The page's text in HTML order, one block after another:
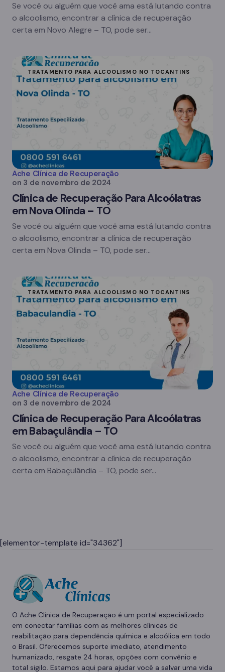
Se você ou alguém que você ama está lutando contra
o alcoolismo, encontrar a clínica de recuperação
certa em Novo Alegre – TO, pode ser…
TRATAMENTO PARA ALCOOLISMO NO TOCANTINS
Ache Clínica de Recuperação
on 3 de novembro de 2024
Clínica de Recuperação Para Alcoólatras
em Nova Olinda – TO
Se você ou alguém que você ama está lutando contra
o alcoolismo, encontrar a clínica de recuperação
certa em Nova Olinda – TO, pode ser…
TRATAMENTO PARA ALCOOLISMO NO TOCANTINS
Ache Clínica de Recuperação
on 3 de novembro de 2024
Clínica de Recuperação Para Alcoólatras
em Babaçulândia – TO
Se você ou alguém que você ama está lutando contra
o alcoolismo, encontrar a clínica de recuperação
certa em Babaçulândia – TO, pode ser…
[elementor-template id="34362"]
O Ache Clínica de Recuperação é um portal especializado
em conectar famílias com as melhores clínicas de
reabilitação para dependência química e alcoólica em todo
o Brasil. Oferecemos suporte imediato, atendimento
humanizado, resgate 24 horas, opções com convênio e
total sigilo. Estamos aqui para ajudar você a salvar uma vida